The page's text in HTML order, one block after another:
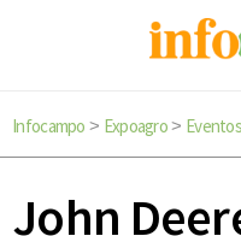
Infocampo > Expoagro> Eventos
John